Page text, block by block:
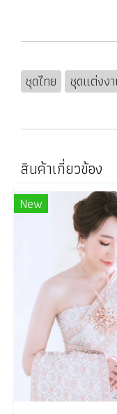
ชุดไทย ชุดแต่งง
สินค้าเกี่ยวข้อง
New